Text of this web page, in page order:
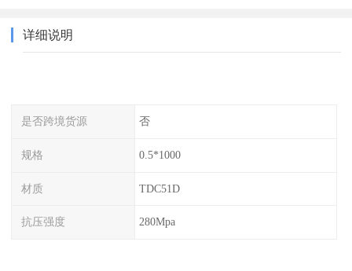
详细说明
是否跨境货源 否
规格 0.5*1000
材质 TDC51D
抗压强度 280Mpa